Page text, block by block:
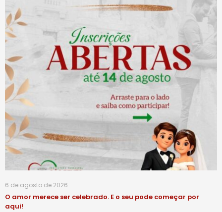
6 de agosto de 2026
O amor merece ser celebrado. E o seu pode começar por
aqui!